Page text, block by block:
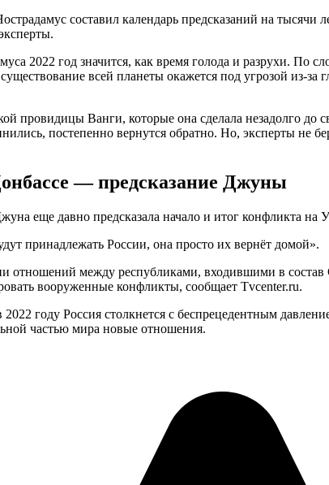
составил календарь предсказаний на тысячи
2022 год значится, как время голода и разрухи. По
всей планеты окажется под угрозой из-
провидицы Ванги, которые она сделала незадолго
постепенно вернутся обратно. Но, эксперты не
— предсказание Джуны
еще давно предсказала начало и итог конфликта на
принадлежать России, она просто их вернёт домой».
отношений между республиками, входившими в
вооруженные конфликты, сообщает Tvcenter.ru.
году Россия столкнется с беспрецедентным
частью мира новые отношения.